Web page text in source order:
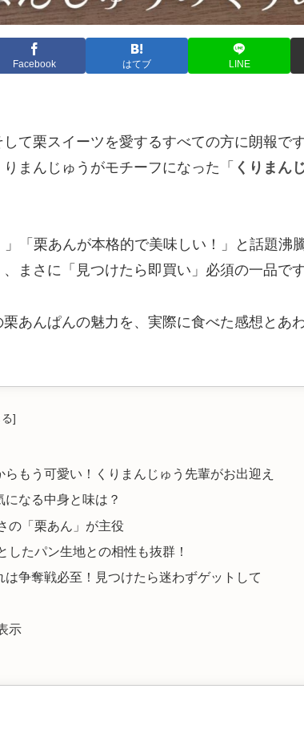
Facebook はてブ LINE
て栗スイーツを愛するすべての方に朗報です
まんじゅうがモチーフになった「 くりまん
「栗あんが本格的で美味しい！」と話題沸
まさに「見つけたら即買い」必須の一品です
あんぱんの魅力を、実際に食べた感想とあ
らもう可愛い！くりまんじゅう先輩がお出迎え
になる中身と味は？
の「栗あん」が主役
したパン生地との相性も抜群！
は争奪戦必至！見つけたら迷わずゲットして
示